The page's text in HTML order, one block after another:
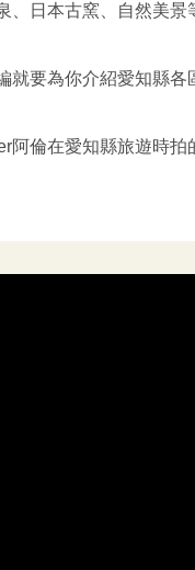
、日本古窯、自然美景
要為你介紹愛知縣各
倫在愛知縣旅遊時拍